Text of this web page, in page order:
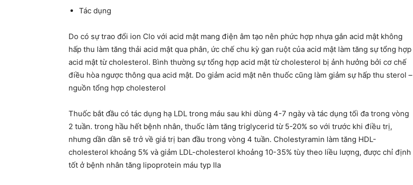
Tác dụng
Do có sự trao đổi ion Clo với acid mật mang điện âm tạo nên phức hợp nhựa gắn acid mật không
hấp thu làm tăng thải acid mật qua phân, ức chế chu kỳ gan ruột của acid mật làm tăng sự tổng hợp
acid mật từ cholesterol. Bình thường sự tổng hợp acid mật từ cholesterol bị ảnh hưởng bởi cơ chế
điều hòa ngược thông qua acid mật. Do giảm acid mật nên thuốc cũng làm giảm sự hấp thu sterol –
nguồn tổng hợp cholesterol
Thuốc bắt đầu có tác dụng hạ LDL trong máu sau khi dùng 4-7 ngày và tác dụng tối đa trong vòng
2 tuần. trong hầu hết bệnh nhân, thuốc làm tăng triglycerid từ 5-20% so với trước khi điều trị,
nhưng dần dần sẽ trở về giá trị ban đầu trong vòng 4 tuần. Cholestyramin làm tăng HDL-
cholesterol khoảng 5% và giảm LDL-cholesterol khoảng 10-35% tùy theo liều lượng, được chỉ định
tốt ở bệnh nhân tăng lipoprotein máu typ IIa